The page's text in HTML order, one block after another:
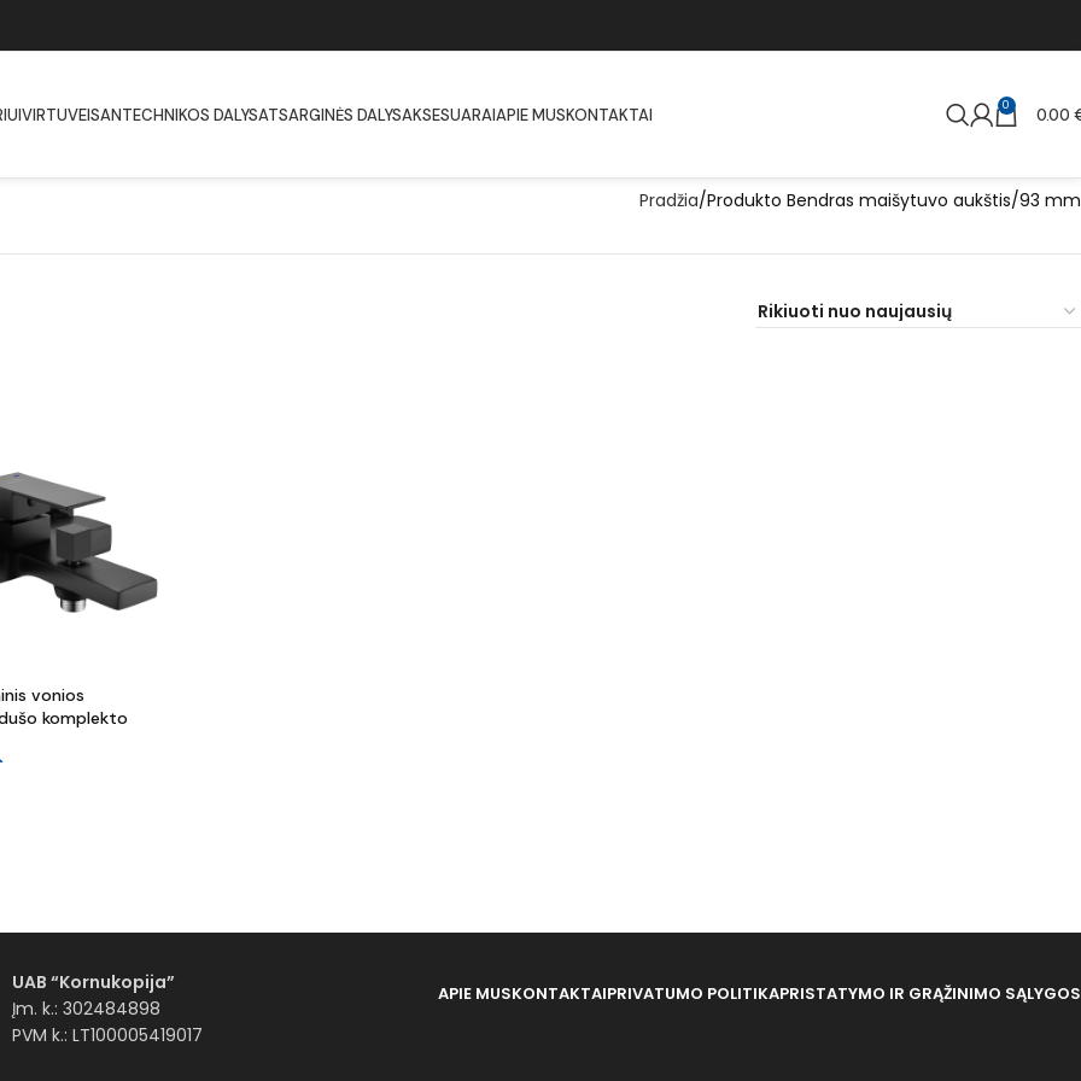
VIRTUVEISANTECHNIKOS DALYSATSARGINĖS DALYSAKSESUARAIAPIE MUSKONTAKTAI 0 0.00
Pradžia Produkto Bendras maišytuvo aukštis 93 mm
vonios
komplekto
UAB “Kornukopija”
Įm. k.: 302484898
PVM k.: LT100005419017
APIE MUSKONTAKTAIPRIVATUMO POLITIKAPRISTATYMO IR GRĄŽINIMO SĄLYGOS